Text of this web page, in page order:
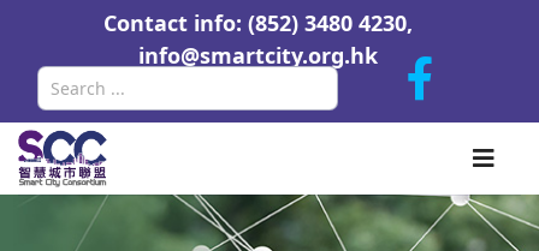
Contact info: (852) 3480 4230,
info@smartcity.org.hk